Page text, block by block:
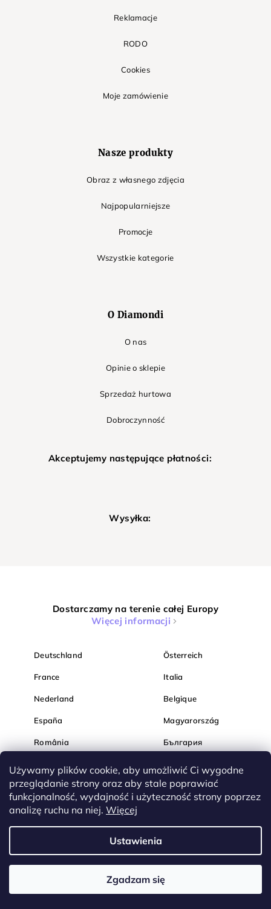
Używamy plików cookie, aby umożliwić Ci wygodne
przeglądanie strony oraz aby stale poprawiać
funkcjonalność, wydajność i użyteczność strony poprzez
analizę ruchu na niej. Więcej
Ustawienia
Zgadzam się
Reklamacje
RODO
Cookies
Moje zamówienie
Nasze produkty
Obraz z własnego zdjęcia
Najpopularniejsze
Promocje
Wszystkie kategorie
O Diamondi
O nas
Opinie o sklepie
Sprzedaż hurtowa
Dobroczynność
Akceptujemy następujące płatności:
Wysyłka:
Dostarczamy na terenie całej Europy
Więcej informacji
Deutschland Österreich
France Italia
Nederland Belgique
España Magyarország
România България
Hrvatska Slovenija